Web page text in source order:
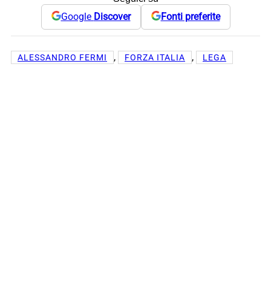
Google Discover Fonti preferite
ALESSANDRO FERMI , FORZA ITALIA , LEGA